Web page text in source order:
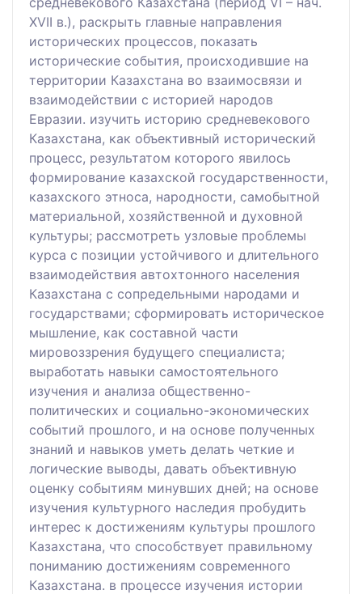
XVII в.), раскрыть главные направления
исторических процессов, показать
исторические события, происходившие на
территории Казахстана во взаимосвязи и
взаимодействии с историей народов
Евразии. изучить историю средневекового
Казахстана, как объективный исторический
процесс, результатом которого явилось
формирование казахской государственности,
казахского этноса, народности, самобытной
материальной, хозяйственной и духовной
культуры; рассмотреть узловые проблемы
курса с позиции устойчивого и длительного
взаимодействия автохтонного населения
Казахстана с сопредельными народами и
государствами; сформировать историческое
мышление, как составной части
мировоззрения будущего специалиста;
выработать навыки самостоятельного
изучения и анализа общественно-
политических и социально-экономических
событий прошлого, и на основе полученных
знаний и навыков уметь делать четкие и
логические выводы, давать объективную
оценку событиям минувших дней; на основе
изучения культурного наследия пробудить
интерес к достижениям культуры прошлого
Казахстана, что способствует правильному
пониманию достижениям современного
Казахстана. в процессе изучения истории